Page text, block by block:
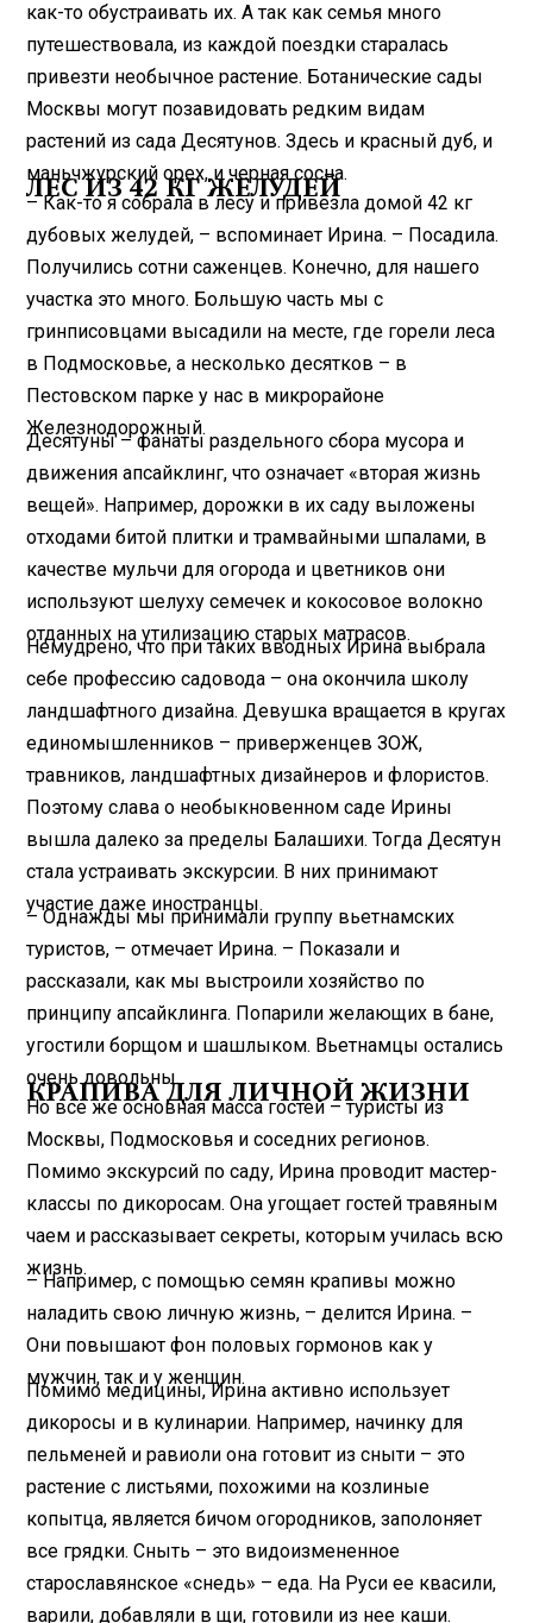
как-то обустраивать их. А так как семья много
путешествовала, из каждой поездки старалась
привезти необычное растение. Ботанические сады
Москвы могут позавидовать редким видам
растений из сада Десятунов. Здесь и красный дуб, и
маньчжурский орех, и черная сосна.
ЛЕС ИЗ 42 КГ ЖЕЛУДЕЙ
– Как-то я собрала в лесу и привезла домой 42 кг
дубовых желудей, – вспоминает Ирина. – Посадила.
Получились сотни саженцев. Конечно, для нашего
участка это много. Большую часть мы с
гринписовцами высадили на месте, где горели леса
в Подмосковье, а несколько десятков – в
Пестовском парке у нас в микрорайоне
Железнодорожный.
Десятуны – фанаты раздельного сбора мусора и
движения апсайклинг, что означает «вторая жизнь
вещей». Например, дорожки в их саду выложены
отходами битой плитки и трамвайными шпалами, в
качестве мульчи для огорода и цветников они
используют шелуху семечек и кокосовое волокно
отданных на утилизацию старых матрасов.
Немудрено, что при таких вводных Ирина выбрала
себе профессию садовода – она окончила школу
ландшафтного дизайна. Девушка вращается в кругах
единомышленников – приверженцев ЗОЖ,
травников, ландшафтных дизайнеров и флористов.
Поэтому слава о необыкновенном саде Ирины
вышла далеко за пределы Балашихи. Тогда Десятун
стала устраивать экскурсии. В них принимают
участие даже иностранцы.
– Однажды мы принимали группу вьетнамских
туристов, – отмечает Ирина. – Показали и
рассказали, как мы выстроили хозяйство по
принципу апсайклинга. Попарили желающих в бане,
угостили борщом и шашлыком. Вьетнамцы остались
очень довольны.
КРАПИВА ДЛЯ ЛИЧНОЙ ЖИЗНИ
Но все же основная масса гостей – туристы из
Москвы, Подмосковья и соседних регионов.
Помимо экскурсий по саду, Ирина проводит мастер-
классы по дикоросам. Она угощает гостей травяным
чаем и рассказывает секреты, которым училась всю
жизнь.
– Например, с помощью семян крапивы можно
наладить свою личную жизнь, – делится Ирина. –
Они повышают фон половых гормонов как у
мужчин, так и у женщин.
Помимо медицины, Ирина активно использует
дикоросы и в кулинарии. Например, начинку для
пельменей и равиоли она готовит из сныти – это
растение с листьями, похожими на козлиные
копытца, является бичом огородников, заполоняет
все грядки. Сныть – это видоизмененное
старославянское «снедь» – еда. На Руси ее квасили,
варили, добавляли в щи, готовили из нее каши.